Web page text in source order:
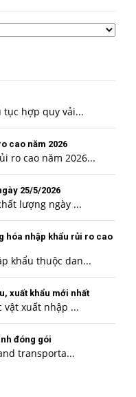
tục hợp quy vải...
cao năm 2026
ro cao năm 2026...
25/5/2026
lượng ngày ...
hóa nhập khẩu rủi ro cao
khẩu thuộc dan...
xuất khẩu mới nhất
xuất nhập ...
đóng gói
transporta...